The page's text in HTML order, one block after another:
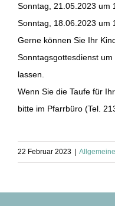
Sonntag, 21.05.2023 um
Sonntag, 18.06.2023 um
Gerne können Sie Ihr
Sonntagsgottesdienst
lassen.
Wenn Sie die Taufe für
bitte im Pfarrbüro (Tel.
22 Februar 2023